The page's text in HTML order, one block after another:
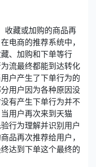
收藏或加购的商品再
电商的推荐系统中，
、加购和下单等行
流最终都能到达转化
户产生了下单行为的
用户因为各种原因没
有产生下单行为并不
用户再次来到天猫
行为理解并识别用户
品再次推荐给用户，
达到下单这个最终的